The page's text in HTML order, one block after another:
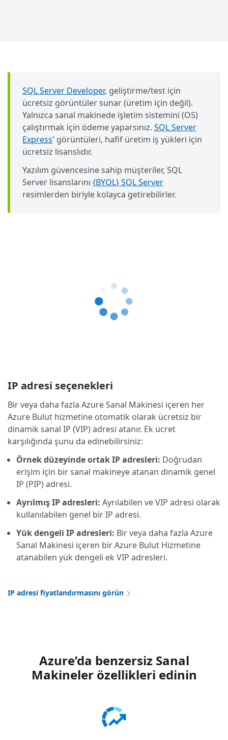
SQL Server Developer, geliştirme/test için
ücretsiz görüntüler sunar (üretim için değil).
Yalnızca sanal makinede işletim sistemini (OS)
çalıştırmak için ödeme yaparsınız. SQL Server
Express' görüntüleri, hafif üretim iş yükleri için
ücretsiz lisanslıdır.
Yazılım güvencesine sahip müşteriler, SQL
Server lisanslarını {BYOL} SQL Server
resimlerden biriyle kolayca getirebilirler.
IP adresi seçenekleri
Bir veya daha fazla Azure Sanal Makinesi içeren her
Azure Bulut hizmetine otomatik olarak ücretsiz bir
dinamik sanal IP (VIP) adresi atanır. Ek ücret
karşılığında şunu da edinebilirsiniz:
Örnek düzeyinde ortak IP adresleri: Doğrudan
erişim için bir sanal makineye atanan dinamik genel
IP (PIP) adresi.
Ayrılmış IP adresleri: Ayrılabilen ve VIP adresi olarak
kullanılabilen genel bir IP adresi.
Yük dengeli IP adresleri: Bir veya daha fazla Azure
Sanal Makinesi içeren bir Azure Bulut Hizmetine
atanabilen yük dengeli ek VIP adresleri.
IP adresi fiyatlandırmasını görün
Azure’da benzersiz Sanal
Makineler özellikleri edinin